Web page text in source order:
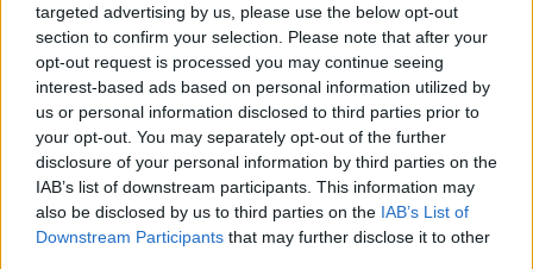
targeted advertising by us, please use the below opt-out
section to confirm your selection. Please note that after your
opt-out request is processed you may continue seeing
interest-based ads based on personal information utilized by
us or personal information disclosed to third parties prior to
your opt-out. You may separately opt-out of the further
disclosure of your personal information by third parties on the
IAB’s list of downstream participants. This information may
also be disclosed by us to third parties on the IAB’s List of
Downstream Participants that may further disclose it to other
ΟΕυρωπαίος ανακριτήςκαι η Ευρωπαία
εισαγγελέας έδειξαν τον δρόμο της φυλακής
σε53χρονη κατηγορούμενηπου
απολογήθηκε ως μέλος της εγκληματικής
οργάνωσης. Η γυναίκα δήλωνε ως κύρια
δραστηριότητα το εμπόριο. Αντιμέτωπες με
κατηγορίες για την υπόθεση, είναι και οι
κόρες της προσωρινά κρατούμενης γυναίκας,